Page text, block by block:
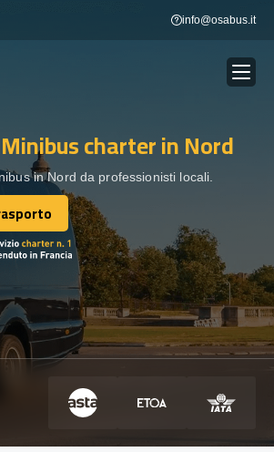
info@osabus.it
Show dropdown
Minibus charterin Nord
in Nord da professionisti locali.